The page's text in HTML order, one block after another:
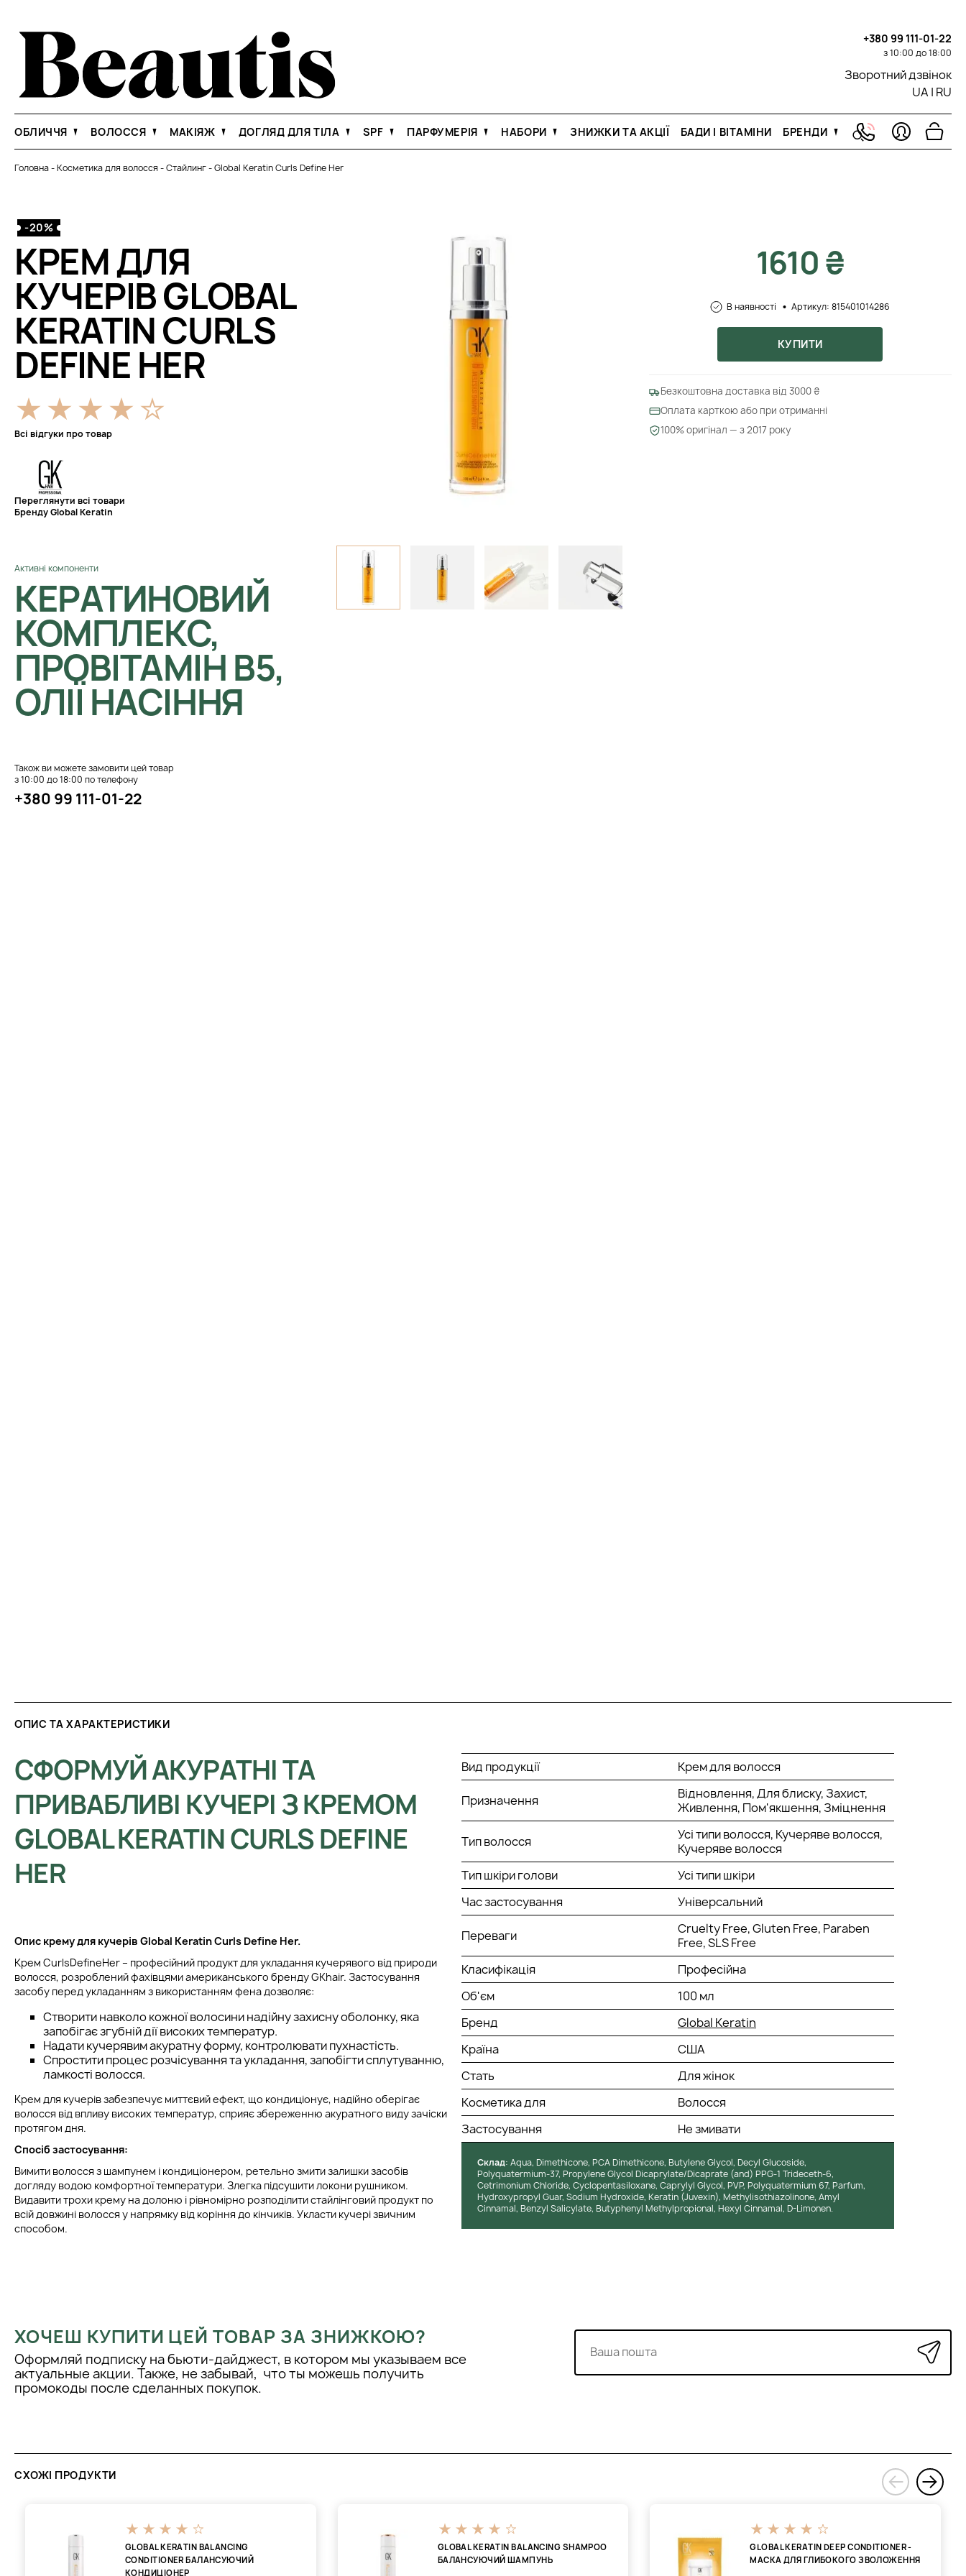
+380 99 111-01-22
з 10:00 до 18:00
Зворотний дзвінок
UA | RU
ОБЛИЧЧЯ ВОЛОССЯ МАКІЯЖ ДОГЛЯД ДЛЯ ТІЛА SPF ПАРФУМЕРІЯ НАБОРИ ЗНИЖКИ ТА АКЦІЇ БАДИ І ВІТАМІНИ БРЕНДИ
Головна-Косметика для волосся -Стайлинг-Global Keratin Curls Define Her
-20%
КРЕМ ДЛЯ
КУЧЕРІВ GLOBAL
KERATIN CURLS
DEFINE HER
Всі відгуки про товар
Переглянути всі товари
Бренду Global Keratin
Активні компоненти
КЕРАТИНОВИЙ
КОМПЛЕКС,
ПРОВІТАМІН B5,
ОЛІЇ НАСІННЯ
Також ви можете замовити цей товар
з 10:00 до 18:00 по телефону
+380 99 111-01-22
1610 ₴
В наявності Артикул: 815401014286
КУПИТИ
Безкоштовна доставка від 3000 ₴
Оплата карткою або при отриманні
100% оригінал — з 2017 року
ОПИС ТА ХАРАКТЕРИСТИКИ
СФОРМУЙ АКУРАТНІ ТА
ПРИВАБЛИВІ КУЧЕРІ З КРЕМОМ
GLOBAL KERATIN CURLS DEFINE
HER
Опис крему для кучерів Global Keratin Curls Define Her.
Крем CurlsDefineHer – професійний продукт для укладання кучерявого від природи
волосся, розроблений фахівцями американського бренду GKhair. Застосування
засобу перед укладанням з використанням фена дозволяє:
Створити навколо кожної волосини надійну захисну оболонку, яка
запобігає згубній дії високих температур.
Надати кучерявим акуратну форму, контролювати пухнастість.
Спростити процес розчісування та укладання, запобігти сплутуванню,
ламкості волосся.
Крем для кучерів забезпечує миттєвий ефект, що кондиціонує, надійно оберігає
волосся від впливу високих температур, сприяє збереженню акуратного виду зачіски
протягом дня.
Спосіб застосування:
Вимити волосся з шампунем і кондиціонером, ретельно змити залишки засобів
догляду водою комфортної температури. Злегка підсушити локони рушником.
Видавити трохи крему на долоню і рівномірно розподілити стайлінговий продукт по
всій довжині волосся у напрямку від коріння до кінчиків. Укласти кучері звичним
способом.
Вид продукції Крем для волосся
Призначення
Відновлення, Для блиску, Захист,
Живлення, Пом'якшення, Зміцнення
Тип волосся
Усі типи волосся, Кучеряве волосся,
Кучеряве волосся
Тип шкіри голови
Усі типи шкіри
Час застосування
Універсальний
Переваги
Cruelty Free, Gluten Free, Paraben
Free, SLS Free
Класифікація
Професійна
Об'єм
100 мл
Бренд
Global Keratin
Країна
США
Стать
Для жінок
Косметика для
Волосся
Застосування
Не змивати
Cклад: Aqua, Dimethicone, PCA Dimethicone, Butylene Glycol, Decyl Glucoside,
Polyquatermium-37, Propylene Glycol Dicaprylate/Dicaprate (and) PPG-1 Trideceth-6,
Cetrimonium Chloride, Cyclopentasiloxane, Caprylyl Glycol, PVP, Polyquatermium 67, Parfum,
Hydroxypropyl Guar, Sodium Hydroxide, Keratin (Juvexin), Methylisothiazolinone, Amyl
Cinnamal, Benzyl Salicylate, Butyphenyl Methylpropional, Hexyl Cinnamal, D-Limonen.
ХОЧЕШ КУПИТИ ЦЕЙ ТОВАР ЗА ЗНИЖКОЮ?
Оформляй подписку на бьюти-дайджест, в котором мы указываем все
актуальные акции. Также, не забывай, что ты можешь получить
промокоды после сделанных покупок.
СХОЖІ ПРОДУКТИ
GLOBAL KERATIN BALANCING
CONDITIONER БАЛАНСУЮЧИЙ
КОНДИЦІОНЕР
GLOBAL KERATIN BALANCING SHAMPOO
БАЛАНСУЮЧИЙ ШАМПУНЬ
GLOBAL KERATIN DEEP CONDITIONER -
МАСКА ДЛЯ ГЛИБОКОГО ЗВОЛОЖЕННЯ
‹
›